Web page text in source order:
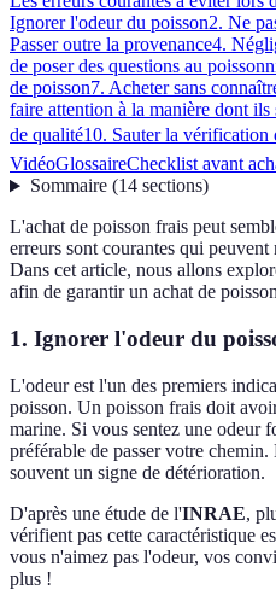
Ignorer l'odeur du poisson2. Ne
Passer outre la provenance4.
de poser des questions au
de poisson7. Acheter sans
faire attention à la manière dont ils
de qualité10. Sauter la vérification
VidéoGlossaireChecklist avant
Sommaire(14 sections)
L'achat de poisson frais peut
erreurs sont courantes qui
Dans cet article, nous allons
afin de garantir un achat de
1. Ignorer l'odeur du
L'odeur est l'un des premiers
poisson. Un poisson frais doit
marine. Si vous sentez une odeur
préférable de passer votre chemin.
souvent un signe de détérioration.
D'après une étude de l'INRAE,
vérifient pas cette caractéristique
vous n'aimez pas l'odeur, vos
plus !